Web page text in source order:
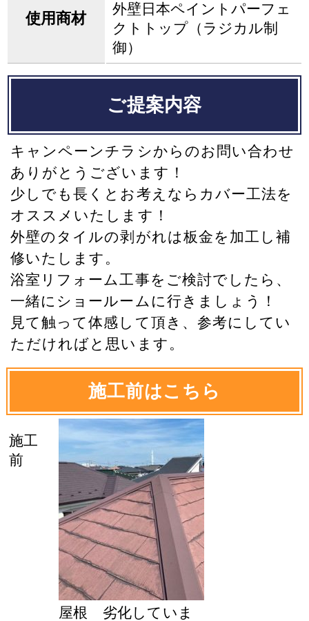
使用商材
外壁日本ペイントパーフェ
クトトップ（ラジカル制
御）
ご提案内容
キャンペーンチラシからのお問い合わせ
ありがとうございます！
少しでも長くとお考えならカバー工法を
オススメいたします！
外壁のタイルの剥がれは板金を加工し補
修いたします。
浴室リフォーム工事をご検討でしたら、
一緒にショールームに行きましょう！
見て触って体感して頂き、参考にしてい
ただければと思います。
施工前はこちら
施工
前
屋根 劣化していま